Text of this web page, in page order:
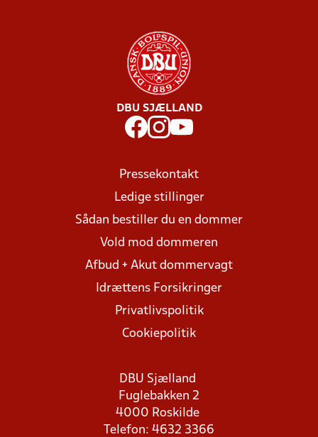
DBU SJÆLLAND
Pressekontakt
Ledige stillinger
Sådan bestiller du en dommer
Vold mod dommeren
Afbud + Akut dommervagt
Idrættens Forsikringer
Privatlivspolitik
Cookiepolitik
DBU Sjælland
Fuglebakken 2
4000 Roskilde
Telefon: 4632 3366